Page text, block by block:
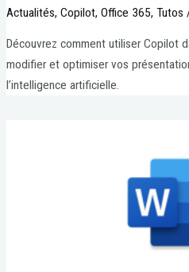
Actualités,Copilot,Office 365,Tutos
Découvrez comment utiliser Copilot
modifier et optimiser vos
l’intelligence artificielle.